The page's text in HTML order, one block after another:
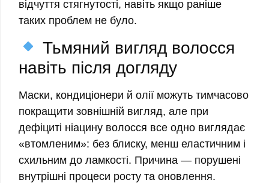
відчуття стягнутості, навіть якщо раніше
таких проблем не було.
Тьмяний вигляд волосся
навіть після догляду
Маски, кондиціонери й олії можуть тимчасово
покращити зовнішній вигляд, але при
дефіциті ніацину волосся все одно виглядає
«втомленим»: без блиску, менш еластичним і
схильним до ламкості. Причина — порушені
внутрішні процеси росту та оновлення.